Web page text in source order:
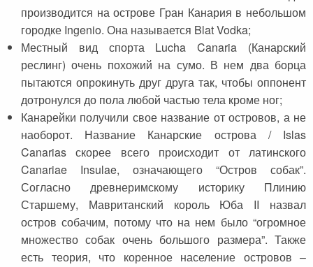
производится на острове Гран Канария в небольшом
городке Ingenio. Она называется Blat Vodka;
Местный вид спорта Lucha Canaria (Канарский
реслинг) очень похожий на сумо. В нем два борца
пытаются опрокинуть друг друга так, чтобы оппонент
дотронулся до пола любой частью тела кроме ног;
Канарейки получили свое название от островов, а не
наоборот. Название Канарские острова / Islas
Canarias скорее всего происходит от латинского
Canariae Insulae, означающего “Остров собак”.
Согласно древнеримскому историку Плинию
Старшему, Мавританский король Юба II назвал
остров собачим, потому что на нем было “огромное
множество собак очень большого размера”. Также
есть теория, что коренное население островов –